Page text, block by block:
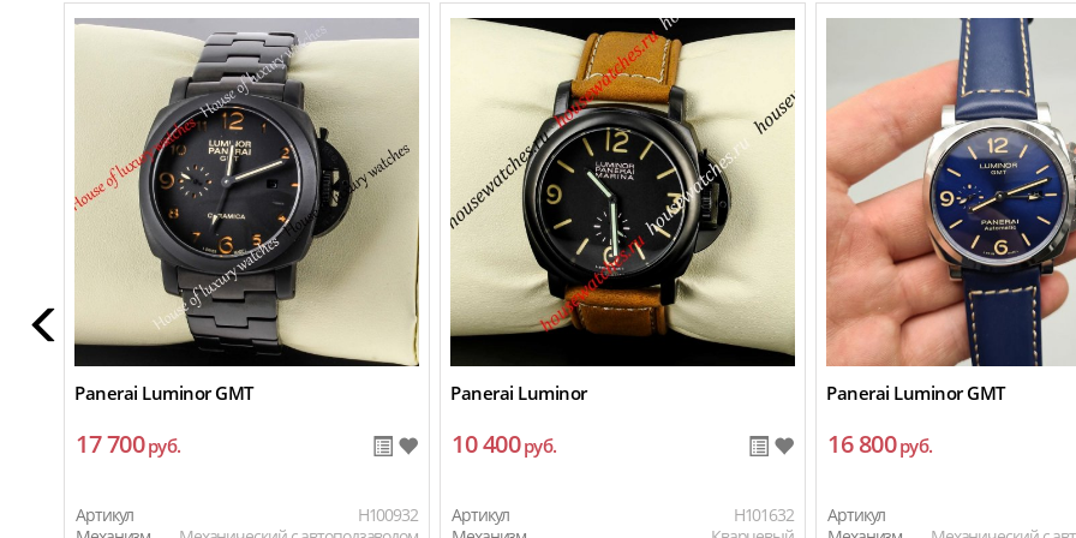
Panerai Luminor GMT
17 700руб.
Артикул
H100932
Panerai Luminor
10 400руб.
Артикул
H101632
Panerai Luminor GMT
16 800руб.
Артикул